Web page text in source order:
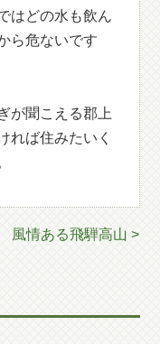
はどの水も飲ん
ら危ないです
が聞こえる郡上
れば住みたいく
風情ある飛騨高山 >